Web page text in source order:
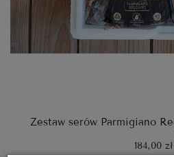
Zestaw serów Parmigiano
184,00 zł